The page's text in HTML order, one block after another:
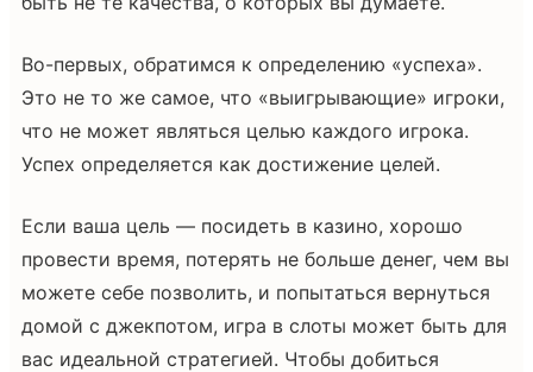
Во-первых, обратимся к определению «успеха».
Это не то же самое, что «выигрывающие» игроки,
что не может являться целью каждого игрока.
Успех определяется как достижение целей.
Если ваша цель — посидеть в казино, хорошо
провести время, потерять не больше денег, чем вы
можете себе позволить, и попытаться вернуться
домой с джекпотом, игра в слоты может быть для
вас идеальной стратегией. Чтобы добиться